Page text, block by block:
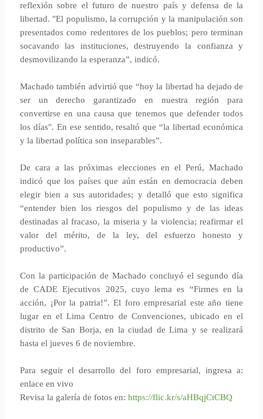
reflexión sobre el futuro de nuestro país y defensa de la
libertad. "El populismo, la corrupción y la manipulación son
presentados como redentores de los pueblos; pero terminan
socavando las instituciones, destruyendo la confianza y
desmovilizando la esperanza”, indicó.
Machado también advirtió que “hoy la libertad ha dejado de
ser un derecho garantizado en nuestra región para
convertirse en una causa que tenemos que defender todos
los días". En ese sentido, resaltó que “la libertad económica
y la libertad política son inseparables”.
De cara a las próximas elecciones en el Perú, Machado
indicó que los países que aún están en democracia deben
elegir bien a sus autoridades; y detalló que esto significa
“entender bien los riesgos del populismo y de las ideas
destinadas al fracaso, la miseria y la violencia; reafirmar el
valor del mérito, de la ley, del esfuerzo honesto y
productivo”.
Con la participación de Machado concluyó el segundo día
de CADE Ejecutivos 2025, cuyo lema es “Firmes en la
acción, ¡Por la patria!”. El foro empresarial este año tiene
lugar en el Lima Centro de Convenciones, ubicado en el
distrito de San Borja, en la ciudad de Lima y se realizará
hasta el jueves 6 de noviembre.
Para seguir el desarrollo del foro empresarial, ingresa a:
enlace en vivo
Revisa la galería de fotos en: https://flic.kr/s/aHBqjCtCBQ